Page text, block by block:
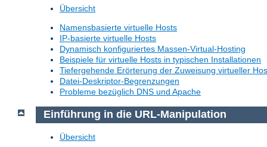
Übersicht
Namensbasierte virtuelle Hosts
IP-basierte virtuelle Hosts
Dynamisch konfiguriertes Massen-Virtual-Hosting
Beispiele für virtuelle Hosts in typischen Installationen
Tiefergehende Erörterung der Zuweisung virtueller
Datei-Deskriptor-Begrenzungen
Probleme bezüglich DNS und Apache
Einführung in die URL-Manipulation
Übersicht